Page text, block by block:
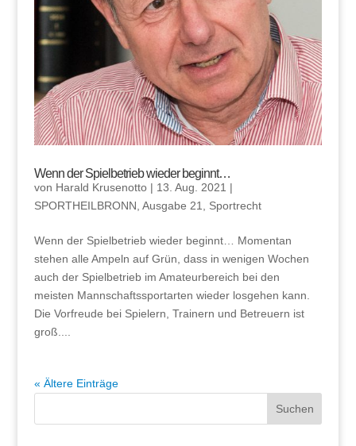
Wenn der Spielbetrieb wieder beginnt…
von Harald Krusenotto| 13. Aug. 2021 |
SPORTHEILBRONN Ausgabe 21 Sportrecht
Wenn der Spielbetrieb wieder beginnt… Momentan
stehen alle Ampeln auf Grün, dass in wenigen Wochen
auch der Spielbetrieb im Amateurbereich bei den
meisten Mannschaftssportarten wieder losgehen kann.
Die Vorfreude bei Spielern, Trainern und Betreuern ist
groß....
« Ältere Einträge